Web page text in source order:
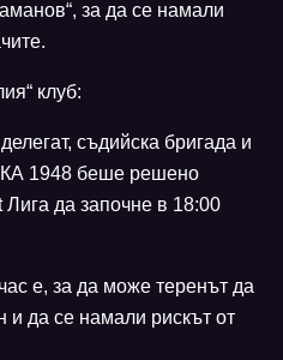
за да се намали
клуб:
съдийска бригада и
1948 беше решено
Лига да започне в 18:00
е, за да може теренът да
и да се намали рискът от